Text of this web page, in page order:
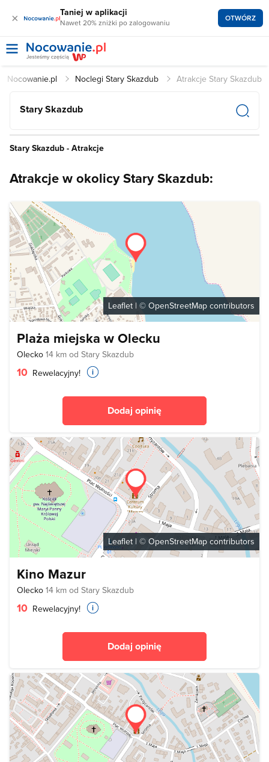
× Taniej w aplikacji
Nawet 20% zniżki po zalogowaniu OTWÓRZ
Nocowanie.pl Noclegi Stary Skazdub Atrakcje Stary Skazdub
Stary Skazdub
Stary Skazdub - Atrakcje
Atrakcje w okolicy Stary Skazdub:
Leaflet | © OpenStreetMap contributors
Plaża miejska w Olecku
Olecko 14 km od Stary Skazdub
10 Rewelacyjny!
Dodaj opinię
Leaflet | © OpenStreetMap contributors
Kino Mazur
Olecko 14 km od Stary Skazdub
10 Rewelacyjny!
Dodaj opinię